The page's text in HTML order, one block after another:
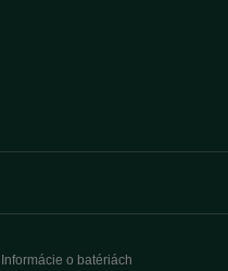
Informácie o batériách